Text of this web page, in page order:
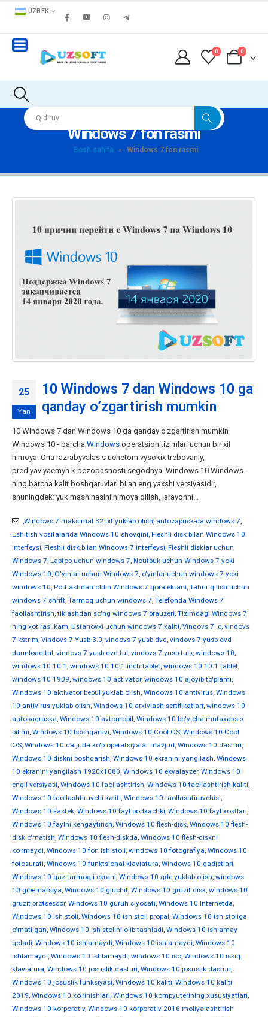
UZBEK
0 0
Windows 7 fon rasmi
Bosh sahifa » Windows 7 fon rasmi
25
Yan
10 Windows 7 dan Windows 10 ga
qanday o’zgartirish mumkin
10 Windows 7 dan Windows 10 ga qanday o'zgartirish mumkin
Windows 10 - barcha Windows operatsion tizimlari uchun bir xil
himoya. Ona razrabyvalas s uchetom vysokix trebovaniy,
pred'yavlyaemyh k bezopasnosti segodnya. Windows 10 Windows-
ning barcha kalit boshqaruvlari bilan eng yaxshi versiyasidir,
shuningdek: yuk mashinasini himoya qilish, jarayonni...
,Windows 7 maksimal 32 bit yuklab olish, autozapusk-da windows 7,
Eshitish vositalarida Windows 10 shovqini, Fleshli disk bilan Windows 10
interfeysi, Fleshli disk bilan Windows 7 interfeysi, Fleshli disklar uchun
Windows 7, Laptop uchun windows 7, Noutbuk uchun Windows 7 yoki
Windows 10, O'yinlar uchun Windows 7, o'yinlar uchun windows 7 yoki
windows 10, Portlashdan oldin Windows 7 qora ekrani, Tahrir qilish uchun
windows 7 shrift, Tarmoq uchun windows 7, Telefonda Windows 7
faollashtirish,tiklashdan so'ng windows 7 brauzeri, Tizimdagi Windows 7
ning xotirasi kam, Ustanovki uchun windows 7 kaliti, Vindovs 7 .c, vindovs
7 kstrim, Vindovs 7 Yusb 3.0, vindovs 7 yusb dvd, vindovs 7 yusb dvd
daunload tul, vindovs 7 yusb dvd tul, vindovs 7 yusb tuls, windows 10,
windows 10 10.1 , windows 10 10.1 inch tablet, windows 10 10.1 tablet,
windows 10 1909, windows 10 activator, windows 10 ajoyib to'plami,
Windows 10 aktivator bepul yuklab olish, Windows 10 antivirus, Windows
10 antivirus yuklab olish, Windows 10 arxivlash sertifikatlari, windows 10
autosagruska, Windows 10 avtomobil, Windows 10 bo'yicha mutaxassis
bilimi, Windows 10 boshqaruvi, Windows 10 Cool OS, Windows 10 Cool
OS, Windows 10 da juda ko'p operatsiyalar mavjud, Windows 10 dasturi,
Windows 10 diskni boshqarish, Windows 10 ekranini yangilash, Windows
10 ekranini yangilash 1920x1080, Windows 10 ekvalayzer, Windows 10
engil versiyasi, Windows 10 faollashtirish, Windows 10 faollashtirish kaliti,
Windows 10 faollashtiruvchi kaliti, Windows 10 faollashtiruvchisi,
Windows 10 Fastek, Windows 10 fayl podkachki, Windows 10 fayl xostlari,
Windows 10 faylni kengaytirish, Windows 10 flesh-disk, Windows 10 flesh-
disk o'rnatish, Windows 10 flesh-diskda, Windows 10 flesh-diskni
ko'rmaydi, Windows 10 fon ish stoli, windows 10 fotografiya, Windows 10
fotosurati, Windows 10 funktsional klaviatura, Windows 10 gadjetlari,
Windows 10 gaz tarmog'i ekrani, Windows 10 gde yuklab olish, windows
10 gibernatsiya, Windows 10 gluchit, Windows 10 gruzit disk, windows 10
gruzit protsessor, Windows 10 guruh siyosati, Windows 10 Internetda,
Windows 10 ish stoli, Windows 10 ish stoli propal, Windows 10 ish stoliga
o'rnatilgan, Windows 10 ish stolini olib tashladi, Windows 10 ishlamay
qoladi, Windows 10 ishlamaydi, Windows 10 ishlamaydi, Windows 10
ishlamaydi, Windows 10 ishlamaydi, windows 10 iso, Windows 10 issiq
klaviatura, Windows 10 josuslik dasturi, Windows 10 josuslik dasturi,
Windows 10 josuslik funksiyasi, Windows 10 kaliti, Windows 10 kaliti
2019, Windows 10 ko'rinishlari, Windows 10 kompyuterining xususiyatlari,
Windows 10 korporativ, Windows 10 korporativ 2016 moliyalashtirish